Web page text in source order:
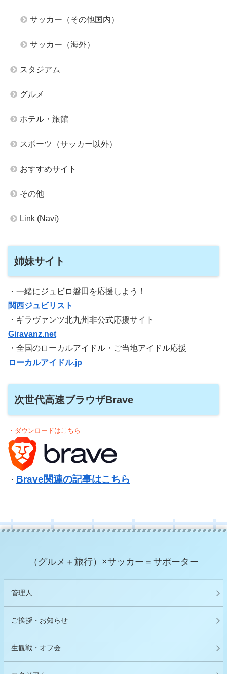
サッカー（その他国内）
サッカー（海外）
スタジアム
グルメ
ホテル・旅館
スポーツ（サッカー以外）
おすすめサイト
その他
Link (Navi)
姉妹サイト
・一緒にジュビロ磐田を応援しよう！
関西ジュビリスト
・ギラヴァンツ北九州非公式応援サイト
Giravanz.net
・全国のローカルアイドル・ご当地アイドル応援
ローカルアイドル.jp
次世代高速ブラウザBrave
・ダウンロードはこちら
・ Brave関連の記事はこちら
（グルメ＋旅行）×サッカー＝サポーター
管理人
ご挨拶・お知らせ
生観戦・オフ会